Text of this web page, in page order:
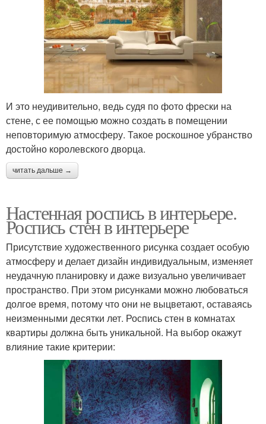
И это неудивительно, ведь судя по фото фрески на
стене, с ее помощью можно создать в помещении
неповторимую атмосферу. Такое роскошное убранство
достойно королевского дворца.
читать дальше →
Настенная роспись в интерьере.
Роспись стен в интерьере
Присутствие художественного рисунка создает особую
атмосферу и делает дизайн индивидуальным, изменяет
неудачную планировку и даже визуально увеличивает
пространство. При этом рисунками можно любоваться
долгое время, потому что они не выцветают, оставаясь
неизменными десятки лет. Роспись стен в комнатах
квартиры должна быть уникальной. На выбор окажут
влияние такие критерии: